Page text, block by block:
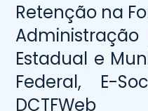
Retenção na
Estadual e
Federal, E-
DCTFWeb